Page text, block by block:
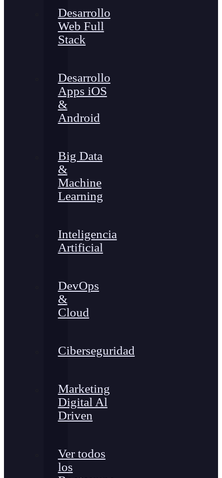
Desarrollo
Web Full
Stack
Desarrollo
Apps iOS
&
Android
Big Data
&
Machine
Learning
Inteligencia
Artificial
DevOps
&
Cloud
Ciberseguridad
Marketing
Digital Al
Driven
Ver todos
los